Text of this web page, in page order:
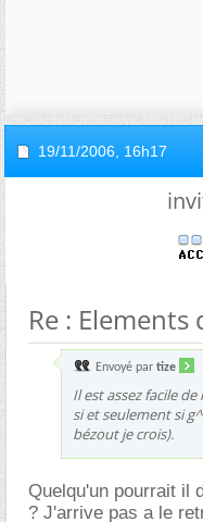
19/11/2006, 16h17
Re :
Envoyé par tize
Il est assez facile
si et seulement si
bézout je crois).
Quelqu'un pourrait il
? J'arrive pas a le